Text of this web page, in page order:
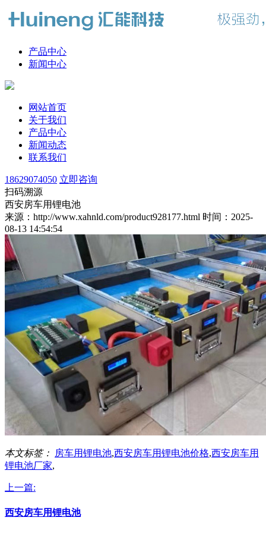
产品中心
新闻中心
网站首页
关于我们
产品中心
新闻动态
联系我们
18629074050 立即咨询
扫码溯源
西安房车用锂电池
来源：http://www.xahnld.com/product928177.html 时间：2025-
08-13 14:54:54
本文标签： 房车用锂电池,西安房车用锂电池价格,西安房车用
锂电池厂家,
上一篇:
西安房车用锂电池